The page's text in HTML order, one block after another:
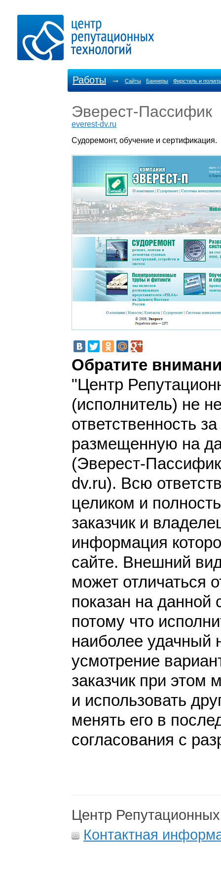
Работы → Сайты Баннеры Фирстиль и
Эверест-Пассифик
everest-dv.ru
Судоремонт, обучение и сертификация.
Обратите
"Центр
(исполнитель) не
ответственность
размещенную на
(Эверест-
dv.ru). Всю
целиком и
заказчик и
информация
сайте. Внешний
может отличаться
показан на данной
потому что
наиболее удачный
усмотрение
заказчик при этом
и использовать
менять его в
согласования с
Центр
Контактная